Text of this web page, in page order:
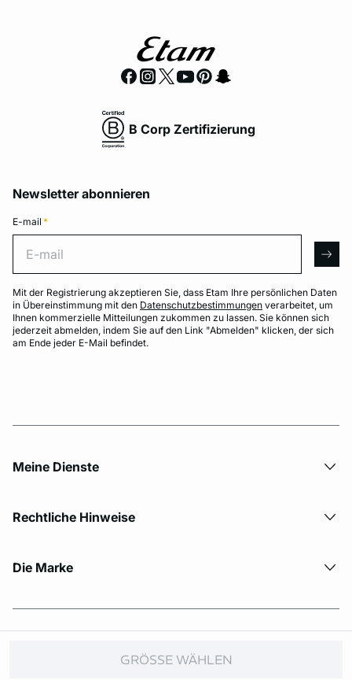
GRÖSSE WÄHLEN
B Corp Zertifizierung
Newsletter abonnieren
E-mail *
Mit der Registrierung akzeptieren Sie, dass Etam Ihre persönlichen Daten
in Übereinstimmung mit den Datenschutzbestimmungen verarbeitet, um
Ihnen kommerzielle Mitteilungen zukommen zu lassen. Sie können sich
jederzeit abmelden, indem Sie auf den Link "Abmelden" klicken, der sich
am Ende jeder E-Mail befindet.
Meine Dienste
Rechtliche Hinweise
Die Marke